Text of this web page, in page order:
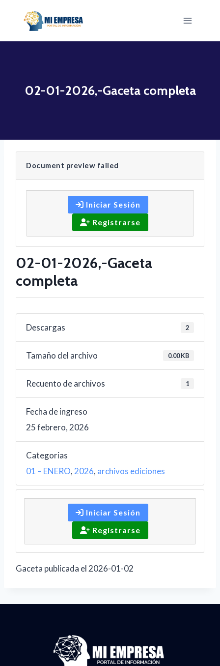
02-01-2026,-Gaceta completa
Document preview failed
Iniciar Sesión
Registrarse
02-01-2026,-Gaceta
completa
Descargas 2
Tamaño del archivo 0.00 KB
Recuento de archivos 1
Fecha de ingreso
25 febrero, 2026
Categorias
01 – ENERO, 2026, archivos ediciones
Iniciar Sesión
Registrarse
Gaceta publicada el 2026-01-02